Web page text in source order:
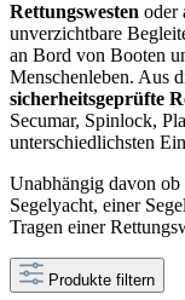
Rettungswesten oder
unverzichtbare
an Bord von Booten
Menschenleben. Aus
sicherheitsgeprüfte
Secumar, Spinlock,
unterschiedlichsten
Unabhängig davon
Segelyacht, einer
Tragen einer
Produkte filtern